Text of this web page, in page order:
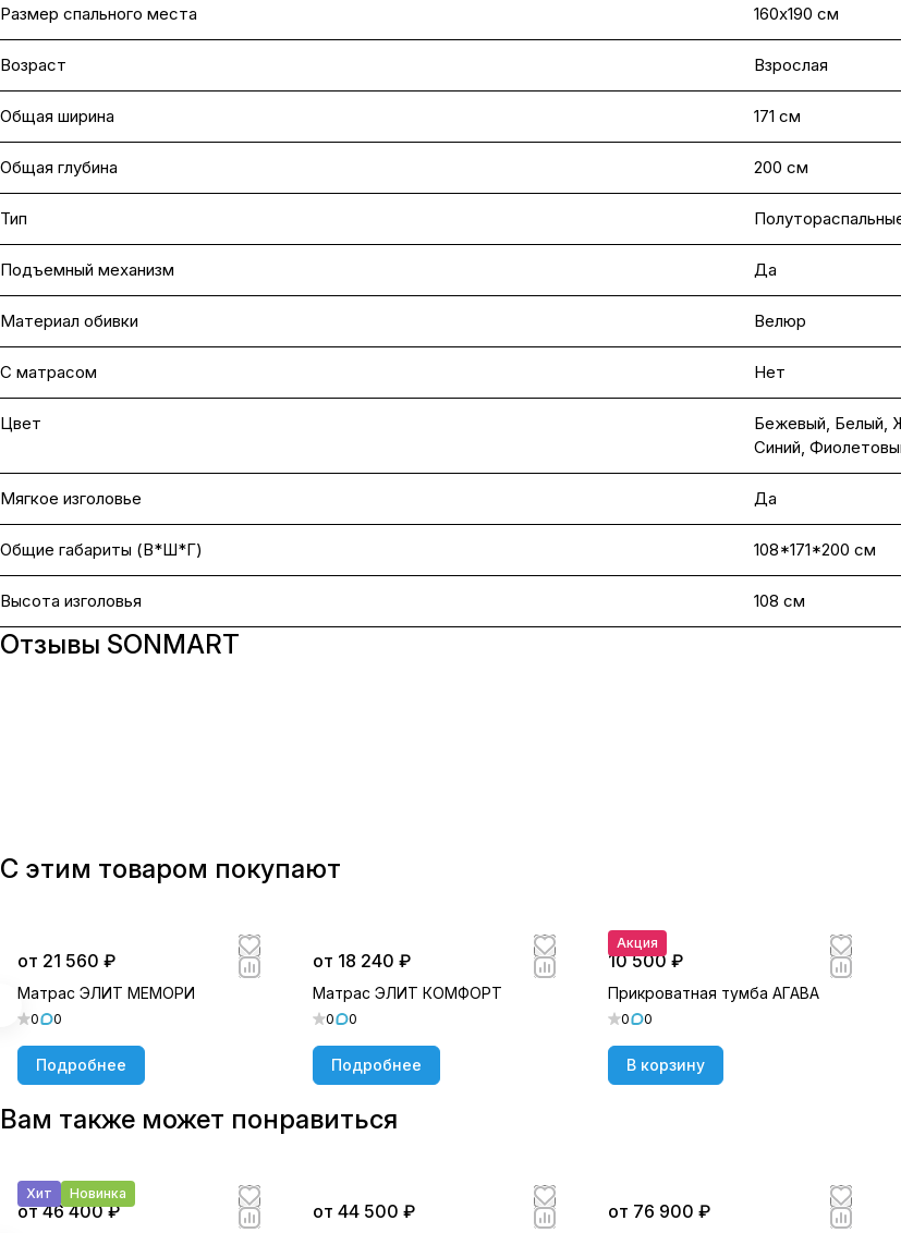
Размер спального места 160х190 см
Возраст Взрослая
Общая ширина 171 см
Общая глубина 200 см
Тип
Подъемный механизм Да
Материал обивки Велюр
С матрасом Нет
Цвет Бежевый, Белый,
Синий,
Мягкое изголовье Да
Общие габариты (В*Ш*Г) 108*171*200 см
Высота изголовья 108 см
Отзывы SONMART
С этим товаром покупают
от 21 560 ₽
Матрас ЭЛИТ МЕМОРИ
0 0
Подробнее
от 18 240 ₽
Матрас ЭЛИТ КОМФОРТ
0 0
Подробнее
Акция
10 500 ₽
Прикроватная тумба АГАВА
0 0
В корзину
Вам также может понравиться
Хит Новинка
от 46 400 ₽ от 44 500 ₽ от 76 900 ₽